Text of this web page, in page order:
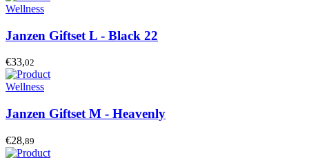
Wellness
Janzen Giftset L - Black 22
€33,02
Wellness
Janzen Giftset M - Heavenly
€28,89